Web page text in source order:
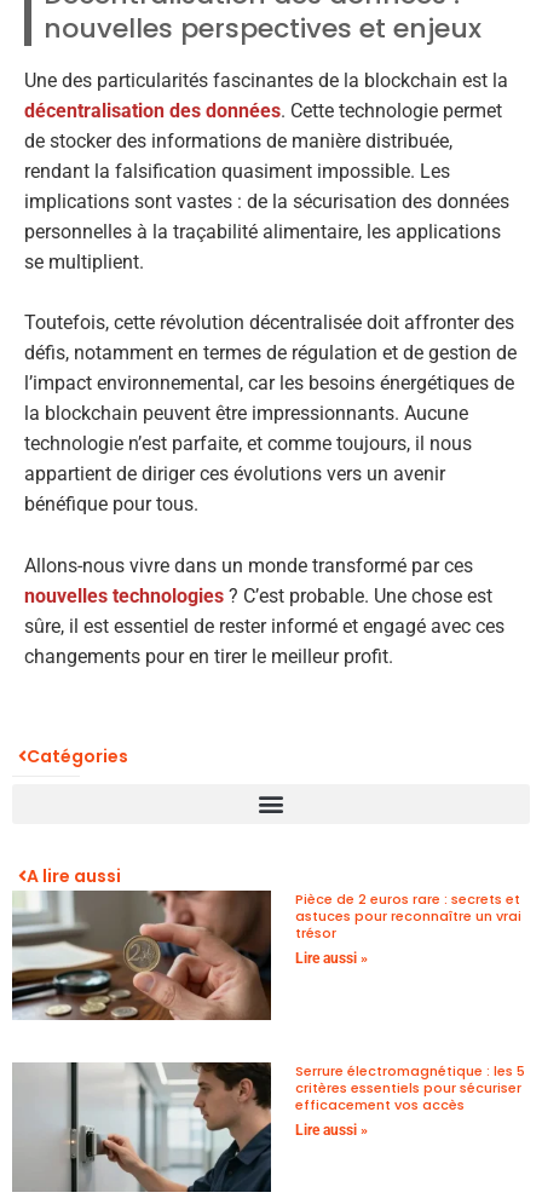
nouvelles perspectives et enjeux
Une des particularités fascinantes de la blockchain est la
décentralisation des données. Cette technologie permet
de stocker des informations de manière distribuée,
rendant la falsification quasiment impossible. Les
implications sont vastes : de la sécurisation des données
personnelles à la traçabilité alimentaire, les applications
se multiplient.
Toutefois, cette révolution décentralisée doit affronter des
défis, notamment en termes de régulation et de gestion de
l’impact environnemental, car les besoins énergétiques de
la blockchain peuvent être impressionnants. Aucune
technologie n’est parfaite, et comme toujours, il nous
appartient de diriger ces évolutions vers un avenir
bénéfique pour tous.
Allons-nous vivre dans un monde transformé par ces
nouvelles technologies ? C’est probable. Une chose est
sûre, il est essentiel de rester informé et engagé avec ces
changements pour en tirer le meilleur profit.
Catégories
A lire aussi
Pièce de 2 euros rare : secrets et
astuces pour reconnaître un vrai
trésor
Lire aussi »
Serrure électromagnétique : les 5
critères essentiels pour sécuriser
efficacement vos accès
Lire aussi »